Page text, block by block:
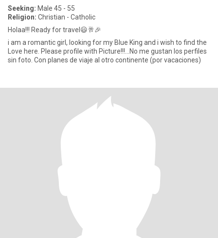
Seeking: Male 45 - 55
Religion: Christian - Catholic
Holaa!!! Ready for travel😃🥂🎉
i am a romantic girl, looking for my Blue King and i wish to find the
Love here. Please profile with Picture!!!...No me gustan los perfiles
sin foto. Con planes de viaje al otro continente (por vacaciones)